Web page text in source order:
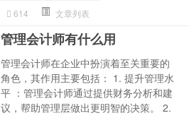
614 文章列表
管理会计师有什么用
管理会计师在企业中扮演着至关重要的
角色，其作用主要包括： 1. 提升管理水
平 ：管理会计师通过提供财务分析和建
议，帮助管理层做出更明智的决策。 2.